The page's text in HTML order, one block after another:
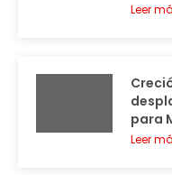
Leer
para
Leer